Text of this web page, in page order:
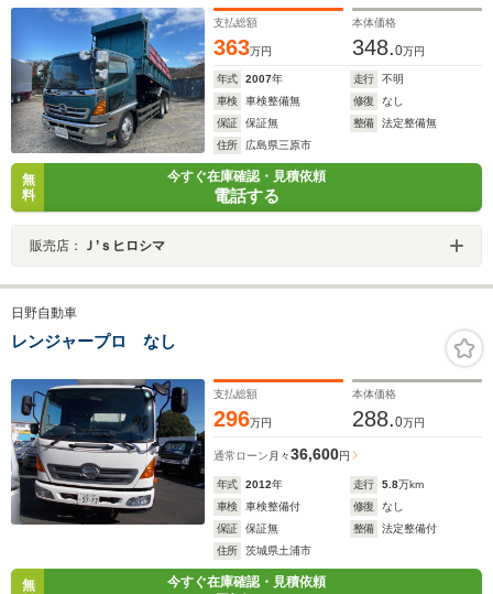
支払総額
363万円
本体価格
348.0万円
年式 2007年 走行
不明
車検
車検整備無 修復
なし
保証
保証無 整備
法定整備無
住所
広島県三原市
無
料
今すぐ在庫確認・見積依頼
電話する
販売店： Ｊ’ｓヒロシマ
日野自動車
レンジャープロ なし
支払総額
296万円
本体価格
288.0万円
通常ローン 月々36,600円
年式 2012年 走行 5.8万km
車検
車検整備付 修復
なし
保証
保証無 整備
法定整備付
住所
茨城県土浦市
無
今すぐ在庫確認・見積依頼